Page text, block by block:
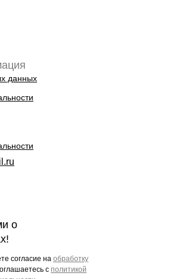
данных
о
согласие на обработку
c политикой